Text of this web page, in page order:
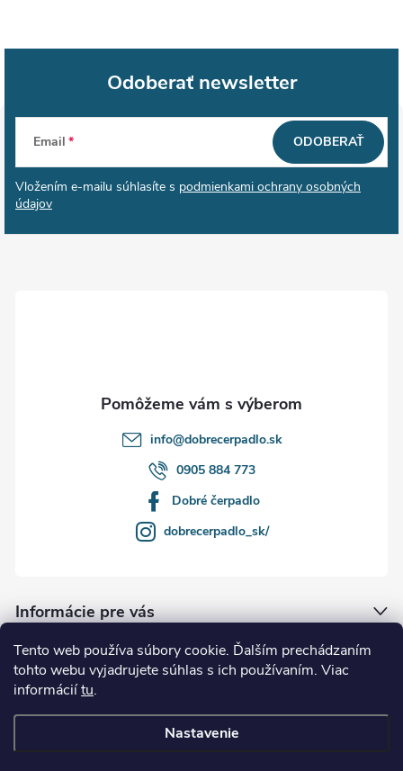
Tento web používa súbory cookie. Ďalším prechádzaním
tohto webu vyjadrujete súhlas s ich používaním. Viac
informáciítu.
Nastavenie
Z
á
p
Odoberať newsletter
Email
Vložením e-mailu súhlasíte s podmienkami ochrany osobných
údajov
ODOBERAŤ
Informácie pre vás
Naše služby
Kde nás nájdete
info@dobrecerpadlo.sk
0905 884 773
Dobré čerpadlo
dobrecerpadlo_sk/